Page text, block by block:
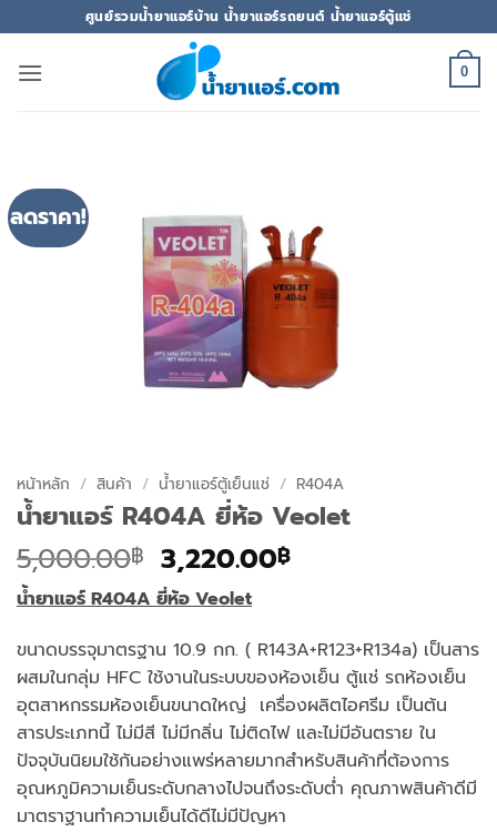
ไป
ยัง
ศูนย์รวมน้ำยาแอร์บ้าน น้ำยาแอร์รถยนต์ น้ำยาแอร์ตู้แช่
0
ลดราคา!
หน้าหลัก / สินค้า / น้ำยาแอร์ตู้เย็นแช่ / R404A
น้ำยาแอร์ R404A ยี่ห้อ Veolet
5,000.00฿ Original
price
was:
5,000.00฿.
3,220.00฿Current
3,220.00฿.
น้ำยาแอร์R404A ยี่ห้อ Veolet
ขนาดบรรจุมาตรฐาน 10.9 กก. ( R143A+R123+R134a) เป็นสาร
ผสมในกลุ่ม HFC ใช้งานในระบบของห้องเย็น ตู้แช่ รถห้องเย็น
อุตสาหกรรมห้องเย็นขนาดใหญ่ เครื่องผลิตไอศรีม เป็นต้น
สารประเภทนี้ ไม่มีสี ไม่มีกลิ่น ไม่ติดไฟ และไม่มีอันตราย ใน
ปัจจุบันนิยมใช้กันอย่างแพร่หลายมากสำหรับสินค้าที่ต้องการ
อุณหภูมิความเย็นระดับกลางไปจนถึงระดับต่ำ คุณภาพสินค้าดีมี
มาตราฐานทำความเย็นได้ดีไม่มีปัญหา